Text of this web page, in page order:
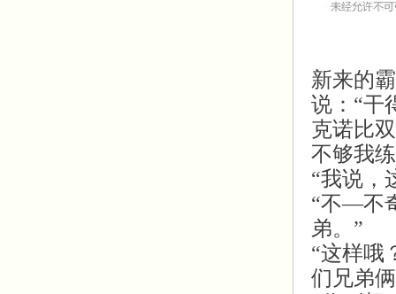
新来的
说：“干
克诺比
不够我
“我说，
“不—不
弟。”
“这样哦
们兄弟